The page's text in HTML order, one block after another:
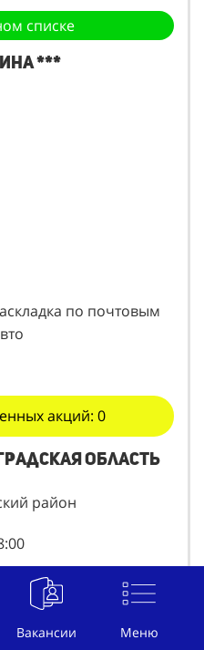
Вакансии Меню
списке
***
по почтовым
акций: 0
область
район
Вс
Полгода